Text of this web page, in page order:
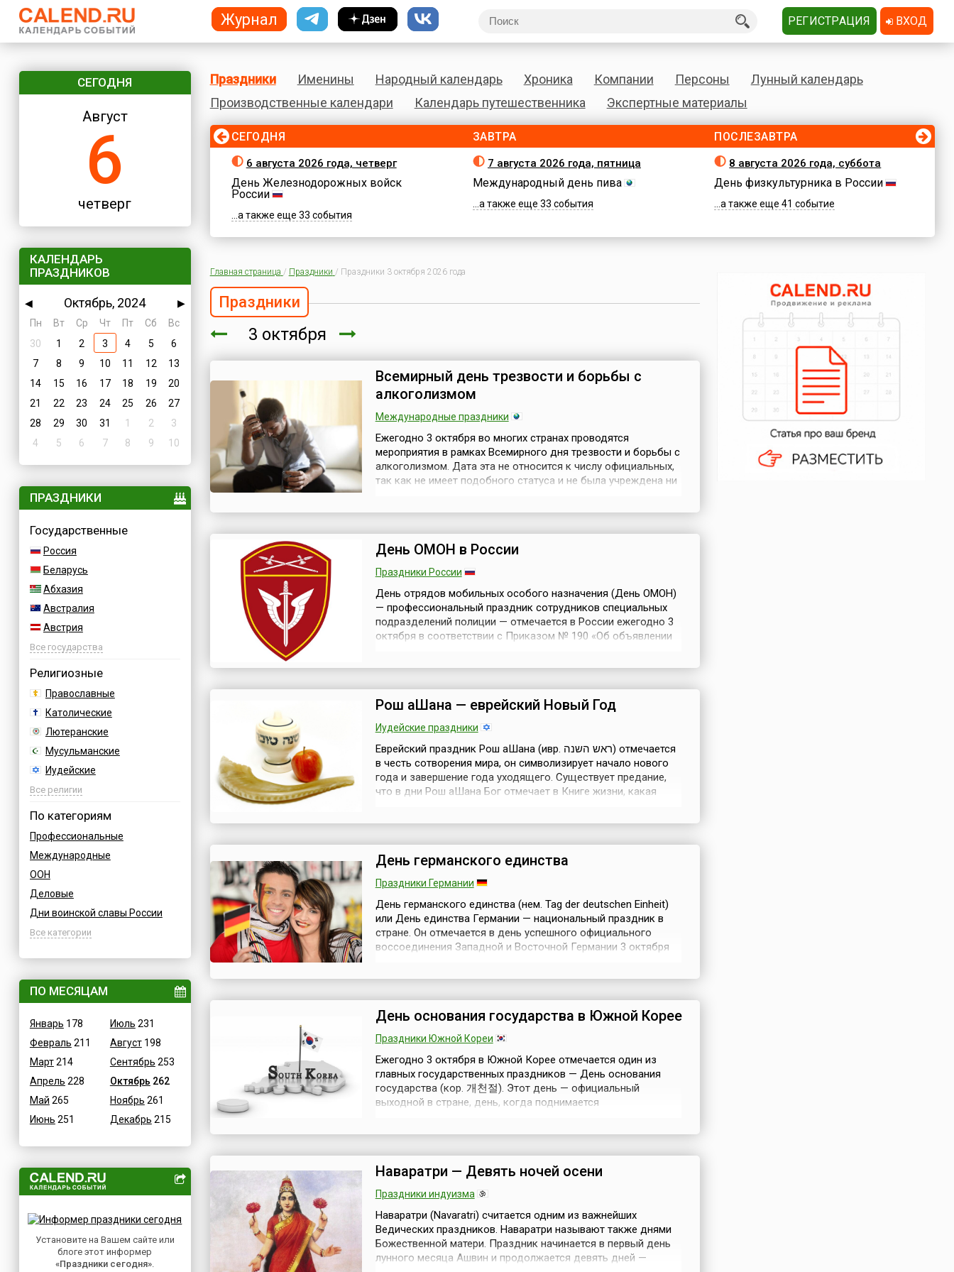
СЕГОДНЯ
Август
6
четверг
КАЛЕНДАРЬ
ПРАЗДНИКОВ
◀ Октябрь, 2024
▶
Пн
Вт Ср Чт Пт Сб
Вс
30
1 2 3 4 5
6
7
8 9 10 11 12
13
14
15 16 17 18 19
20
21
22 23 24 25 26
27
28
29 30 31 1 2
3
4
5 6 7 8 9 10
ПРАЗДНИКИ
Государственные
Россия
Беларусь
Абхазия
Австралия
Австрия
Азербайджан
Босния
Бразилия
Великобритания
Венгрия
Вьетнам
Германия
Греция
Египет
Израиль
Индия
Иордания
Ирак
Иран
Ирландия
Исландия
Италия
Казахстан
Камерун
Канада
Все государства
Религиозные
Православные
Католические
Лютеранские
Мусульманские
Иудейские
Буддийские
Все религии
По категориям
Профессиональные
Международные
ООН
Деловые
Дни воинской славы России
Армейские
Водные
Детские
В честь икон
Дни памяти святых
Конституционные
Культурные
Масс-медийные
Независимые
Природные
Медицинские
Посты
Все категории
ПО МЕСЯЦАМ
Январь 178
Февраль 211
Март214
Апрель 228
Май 265
Июнь 251
Июль 231
Август198
Сентябрь 253
Октябрь 262
Ноябрь 261
Декабрь 215
Установите на Вашем сайте или
блоге этот информер
«Праздники сегодня».
Праздники Именины Народный календарь Хроника Компании Персоны
Лунный календарь
Производственные календари
Календарь путешественника Экспертные материалы
СЕГОДНЯ
6 августа 2026 года, четверг
День Железнодорожных войск
России
...а также еще 33 события
ЗАВТРА
7 августа 2026 года, пятница
Международный день пива
...а также еще 33 события
ПОСЛЕЗАВТРА
8 августа 2026 года, суббота
День физкультурника в России
...а также еще 41 событие
Главная страница / Праздники / Праздники 3 октября 2026 года
Праздники
3 октября
Всемирный день трезвости и борьбы с
алкоголизмом
Международные праздники
Ежегодно 3 октября во многих странах проводятся
мероприятия в рамках Всемирного дня трезвости и борьбы с
алкоголизмом. Дата эта не относится к числу официальных,
так как не имеет подобного статуса и не была учреждена ни
алкоголизации ...
День ОМОН в России
Праздники России
День отрядов мобильных особого назначения (День ОМОН)
— профессиональный праздник сотрудников специальных
подразделений полиции — отмечается в России ежегодно 3
октября в соответствии с Приказом № 190 «Об объявлении
ранее, до 2011 года, расш...
Рош аШана — еврейский Новый Год
Иудейские праздники
Еврейский праздник Рош аШана (ивр. ראש השנה) отмечается
в честь сотворения мира, он символизирует начало нового
года и завершение года уходящего. Существует предание,
что в дни Рош аШана Бог отмечает в Книге жизни, какая
суждена бедно...
День германского единства
Праздники Германии
День германского единства (нем. Tag der deutschen Einheit)
или День единства Германии — национальный праздник в
стране. Он отмечается в день успешного официального
воссоединения Западной и Восточной Германии 3 октября
национальный праздник бывшей...
День основания государства в Южной Корее
Праздники Южной Кореи
Ежегодно 3 октября в Южной Корее отмечается один из
главных государственных праздников — День основания
государства (кор. 개천절). Этот день — официальный
выходной в стране, день, когда поднимается
установленных Законом о национальных праздн...
Наваратри — Девять ночей осени
Праздники индуизма
Наваратри (Navaratri) считается одним из важнейших
Ведических праздников. Наваратри называют также днями
Божественной матери. Праздник начинается в первый день
лунного месяца Ашвин и продолжается девять дней —
Журнал РЕГИСТРАЦИЯ ВХОД